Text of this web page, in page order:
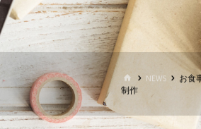
ホ
ー
NEWS
お食
制作